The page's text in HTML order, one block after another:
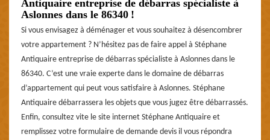
Antiquaire entreprise de débarras spécialiste à
Aslonnes dans le 86340 !
Si vous envisagez à déménager et vous souhaitez à désencombrer
votre appartement ? N’hésitez pas de faire appel à Stéphane
Antiquaire entreprise de débarras spécialiste à Aslonnes dans le
86340. C’est une vraie experte dans le domaine de débarras
d’appartement qui peut vous satisfaire à Aslonnes. Stéphane
Antiquaire débarrassera les objets que vous jugez être débarrassés.
Enfin, consultez vite le site internet Stéphane Antiquaire et
remplissez votre formulaire de demande devis il vous répondra